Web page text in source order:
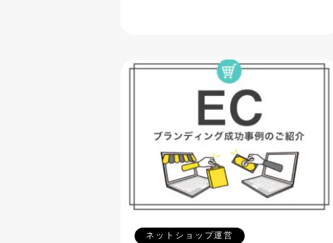
ネットショップ運営